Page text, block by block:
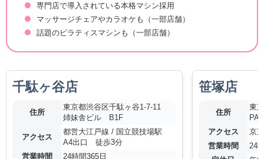
専門店で導入されている本格マシン採用
マッサージチェアやカラオケも（一部店舗）
話題のピラティスマシンも（一部店舗）
千駄ヶ谷店
住所
東京都渋谷区千駄ヶ谷1-7-11
姉妹舎ビル B1F
アクセス
都営大江戸線 / 国立競技場駅
A4出口 徒歩3分
営業時間
24時間365日
笹塚店
住所
東
アクセス
京
営業時間
24